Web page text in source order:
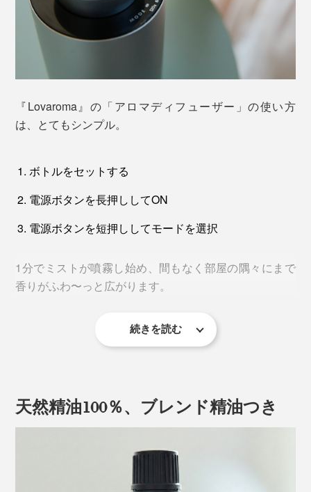
カラーは「シャンパンゴールド」「シルバー」「ブラッ
クゴールド」の3色。素材は高級感のある「アルミ合
繊細なツヤ消しの質感とシンプルなフォルムが、どんな
インテリアにもなじみ、香りだけでなく眺めも心地いい
『Lovaroma』の「アロマディフューザー」の使い方
は、とてもシンプル。
ボトルをセットする
電源ボタンを長押ししてON
電源ボタンを短押ししてモードを選択
1分でミストが噴霧し始め、間もなく部屋の隅々にまで
香りがふわ〜っと広がります。
ちのエッセンシャルオイルや、お手入れ用の無水エタノ
ールを使用する際にお使いください。
続きを読む
天然精油100％、ブレンド精油つき